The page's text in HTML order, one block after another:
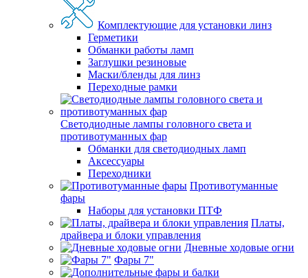
Комплектующие для установки линз
Герметики
Обманки работы ламп
Заглушки резиновые
Маски/бленды для линз
Переходные рамки
Светодиодные лампы головного света и
противотуманных фар
Обманки для светодиодных ламп
Аксессуары
Переходники
Противотуманные
фары
Наборы для установки ПТФ
Платы,
драйвера и блоки управления
Дневные ходовые огни
Фары 7"